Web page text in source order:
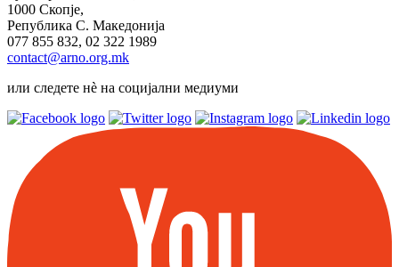
1000 Скопје,
Република С. Македонија
077 855 832, 02 322 1989
contact@arno.org.mk
или следете нѐ на социјални медиуми